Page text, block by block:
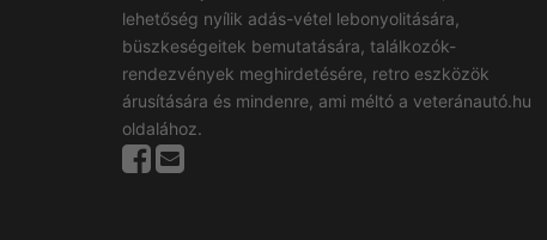
lehetőség nyílik adás-vétel lebonyolitására,
büszkeségeitek bemutatására, találkozók-
rendezvények meghirdetésére, retro eszközök
árusítására és mindenre, ami méltó a veteránautó.hu
oldalához.